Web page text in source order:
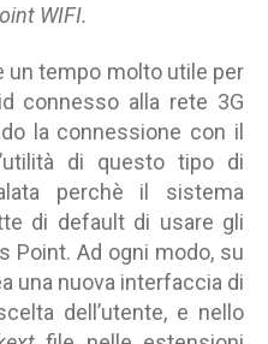
WIFI.
un tempo molto utile per
connesso alla rete 3G
la connessione con il
di questo tipo di
perchè il sistema
di default di usare gli
Point. Ad ogni modo, su
una nuova interfaccia di
dell’utente, e nello